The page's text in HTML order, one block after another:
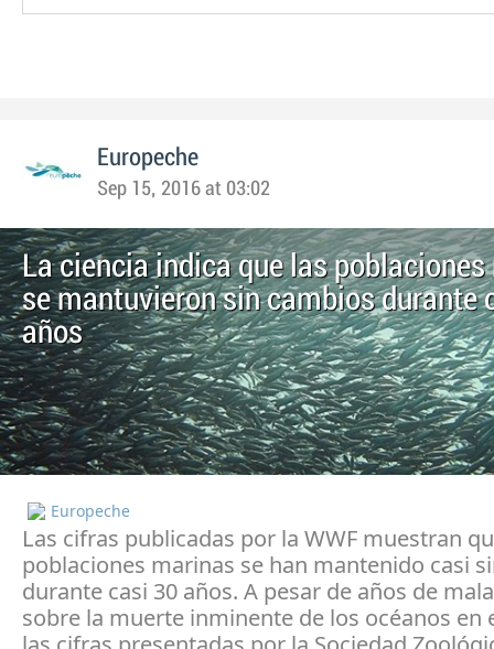
Europeche
Sep 15, 2016 at 03:02
La ciencia indica que las
se mantuvieron sin cambios durante
años
Europeche
Las cifras publicadas por la WWF muestran
poblaciones marinas se han mantenido casi
durante casi 30 años. A pesar de años de
sobre la muerte inminente de los océanos en